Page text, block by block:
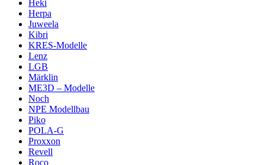
Heki
Herpa
Juweela
Kibri
KRES-Modelle
Lenz
LGB
Märklin
ME3D – Modelle
Noch
NPE Modellbau
Piko
POLA-G
Proxxon
Revell
Roco